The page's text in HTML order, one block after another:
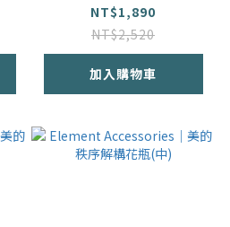
NT$1,890
NT$2,520
加入購物車